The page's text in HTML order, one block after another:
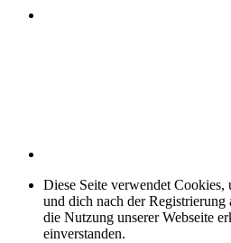
Diese Seite verwendet Cookies,
und dich nach der Registrierung
die Nutzung unserer Webseite
einverstanden.